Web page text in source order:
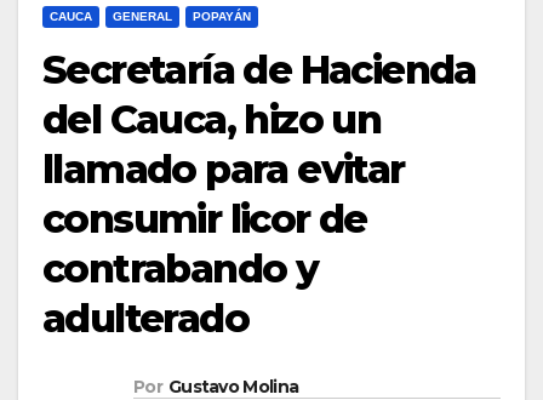
CAUCA GENERAL POPAYÁN
Secretaría de Hacienda
del Cauca, hizo un
llamado para evitar
consumir licor de
contrabando y
adulterado
Por Gustavo Molina